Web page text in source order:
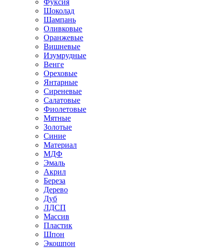
Фуксия
Шоколад
Шампань
Оливковые
Оранжевые
Вишневые
Изумрудные
Венге
Ореховые
Янтарные
Сиреневые
Салатовые
Фиолетовые
Мятные
Золотые
Синие
Материал
МДФ
Эмаль
Акрил
Береза
Дерево
Дуб
ЛДСП
Массив
Пластик
Шпон
Экошпон